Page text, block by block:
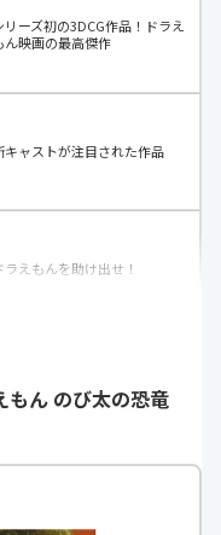
リーズ初の3DCG作品！ドラえ
ん映画の最高傑作
キャストが注目された作品
ラえもんを助け出せ！
もん のび太の恐竜